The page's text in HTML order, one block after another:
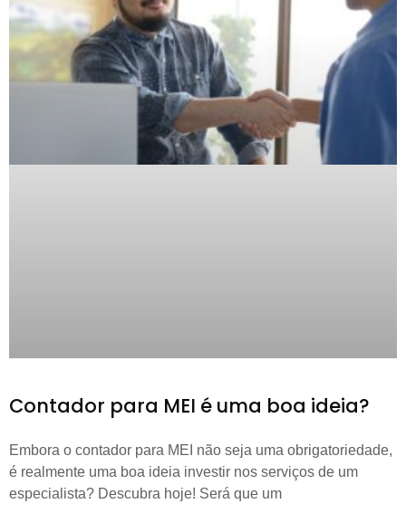
Contador para MEI é uma boa ideia?
Embora o contador para MEI não seja uma obrigatoriedade,
é realmente uma boa ideia investir nos serviços de um
especialista? Descubra hoje! Será que um